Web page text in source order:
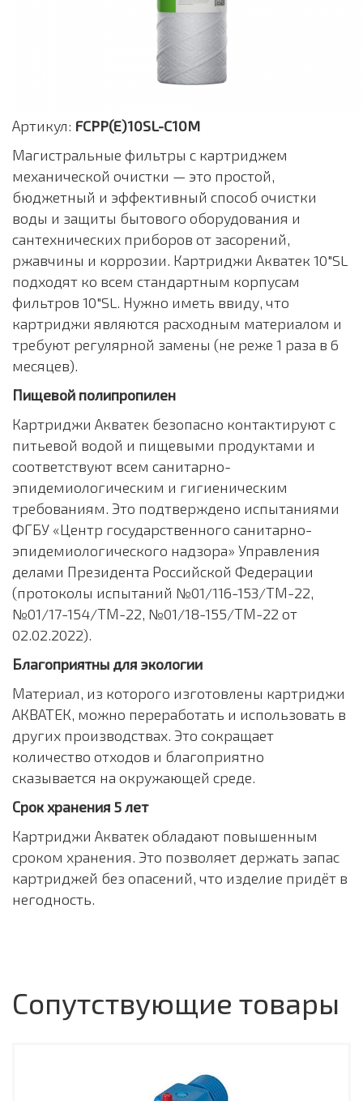
Артикул: FCPP(E)10SL-C10M
Магистральные фильтры с картриджем
механической очистки — это простой,
бюджетный и эффективный способ очистки
воды и защиты бытового оборудования и
сантехнических приборов от засорений,
ржавчины и коррозии. Картриджи Акватек 10"SL
подходят ко всем стандартным корпусам
фильтров 10"SL. Нужно иметь ввиду, что
картриджи являются расходным материалом и
требуют регулярной замены (не реже 1 раза в 6
месяцев).
Пищевой полипропилен
Картриджи Акватек безопасно контактируют с
питьевой водой и пищевыми продуктами и
соответствуют всем санитарно-
эпидемиологическим и гигиеническим
требованиям. Это подтверждено испытаниями
ФГБУ «Центр государственного санитарно-
эпидемиологического надзора» Управления
делами Президента Российской Федерации
(протоколы испытаний №01/116-153/ТМ-22,
№01/17-154/ТМ-22, №01/18-155/ТМ-22 от
02.02.2022).
Благоприятны для экологии
Материал, из которого изготовлены картриджи
АКВАТЕК, можно переработать и использовать в
других производствах. Это сокращает
количество отходов и благоприятно
сказывается на окружающей среде.
Срок хранения 5 лет
Картриджи Акватек обладают повышенным
сроком хранения. Это позволяет держать запас
картриджей без опасений, что изделие придёт в
негодность.
Сопутствующие товары